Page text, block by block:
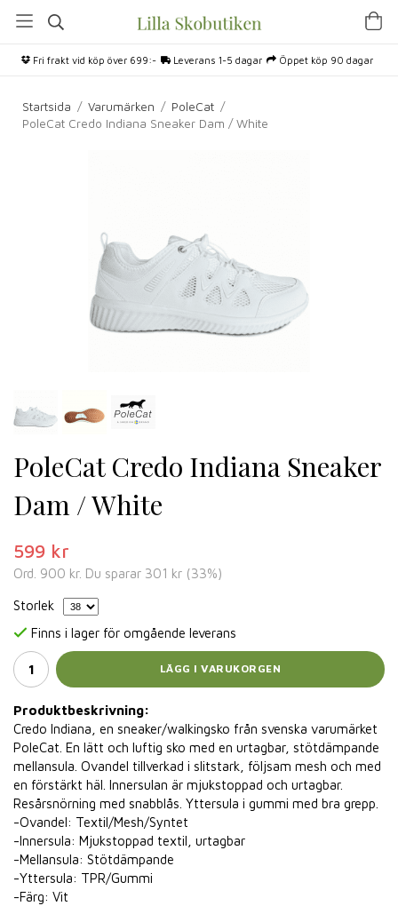
Fri frakt vid köp över 699:- Leverans 1-5 dagar Öppet köp 90 dagar
Startsida / Varumärken / PoleCat /
PoleCat Credo Indiana Sneaker Dam / White
PoleCat Credo Indiana Sneaker
Dam / White
599 kr
Ord. 900 kr. Du sparar 301 kr (33%)
Storlek
Finns i lager för omgående leverans
LÄGG I VARUKORGEN
Produktbeskrivning:
Credo Indiana, en sneaker/walkingsko från svenska varumärket
PoleCat. En lätt och luftig sko med en urtagbar, stötdämpande
mellansula. Ovandel tillverkad i slitstark, följsam mesh och med
en förstärkt häl. Innersulan är mjukstoppad och urtagbar.
Resårsnörning med snabblås. Yttersula i gummi med bra grepp.
-Ovandel: Textil/Mesh/Syntet
-Innersula: Mjukstoppad textil, urtagbar
-Mellansula: Stötdämpande
-Yttersula: TPR/Gummi
-Färg: Vit